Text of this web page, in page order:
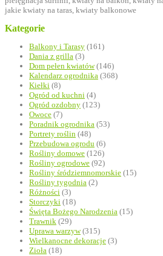
Kategorie
Balkony i Tarasy (161)
Dania z grilla (3)
Dom pełen kwiatów(146)
Kalendarz ogrodnika (368)
Kiełki (8)
Ogród od kuchni (4)
Ogród ozdobny (123)
Owoce (7)
Poradnik ogrodnika (53)
Portrety roślin (48)
Przebudowa ogrodu (6)
Rośliny domowe (126)
Rośliny ogrodowe (92)
Rośliny śródziemnomorskie (15)
Rośliny tygodnia (2)
Różności (3)
Storczyki (18)
Święta Bożego Narodzenia (15)
Trawnik (29)
Uprawa warzyw(315)
Wielkanocne dekoracje (3)
Zioła (18)